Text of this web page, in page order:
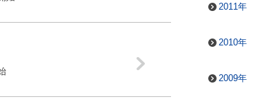
2011年
2010年
2009年